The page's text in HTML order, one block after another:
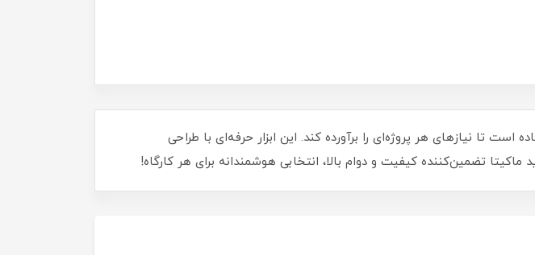
24 ولت ماکیتا مدل پولیش دار آماده است تا نیازهای هر پروژه‌ای را برآورده کند. این ابزار حرفه‌ای با طراحی
تضمین‌کننده کیفیت و دوام بالا، انتخابی هوشمندانه برای هر کارگاه!